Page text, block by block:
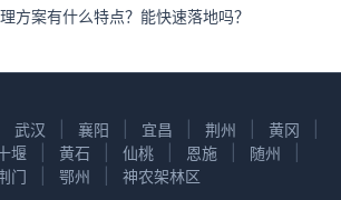
方案有什么特点？能快速落地吗？
武汉 襄阳 宜昌 荆州 黄冈
堰 黄石 仙桃 恩施 随州
门 鄂州 神农架林区